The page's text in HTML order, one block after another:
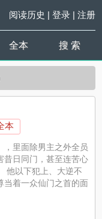
阅读历史 | 登录| 注册
全本 搜 索
本
，里面除男主之外全员
昔日同门，甚至连苦心
他以下犯上、大逆不
当着一众仙门之首的面